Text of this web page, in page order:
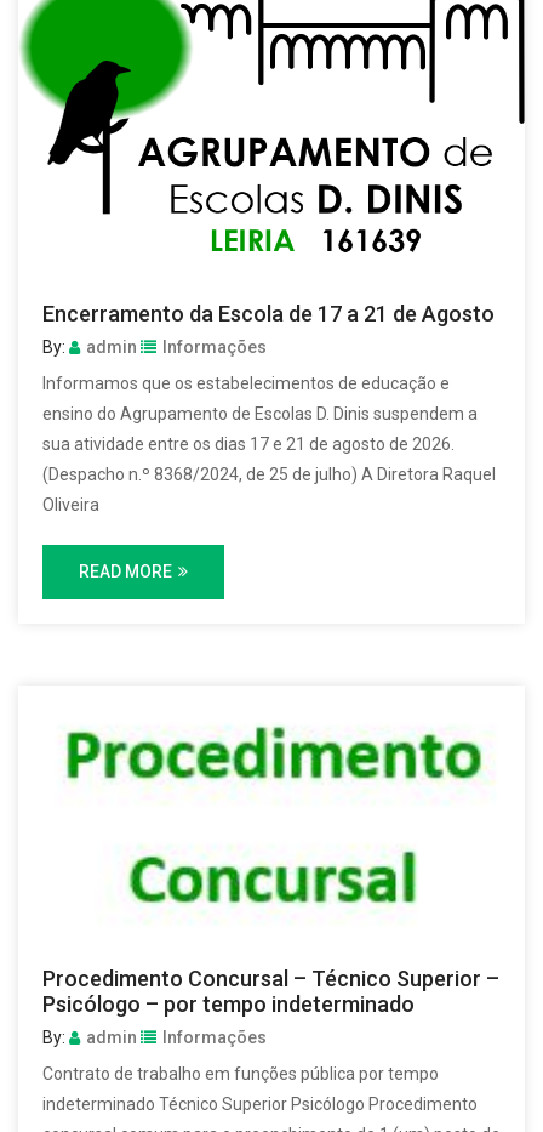
Encerramento da Escola de 17 a 21 de Agosto
By: admin
Informações
Informamos que os estabelecimentos de educação e
ensino do Agrupamento de Escolas D. Dinis suspendem a
sua atividade entre os dias 17 e 21 de agosto de 2026.
(Despacho n.º 8368/2024, de 25 de julho) A Diretora Raquel
Oliveira
READ MORE
Procedimento Concursal – Técnico Superior –
Psicólogo – por tempo indeterminado
By: admin
Informações
Contrato de trabalho em funções pública por tempo
indeterminado Técnico Superior Psicólogo Procedimento